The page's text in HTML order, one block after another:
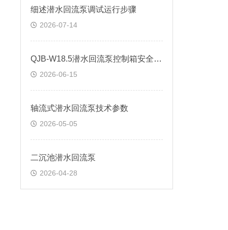
细述潜水回流泵调试运行步骤
2026-07-14
QJB-W18.5潜水回流泵控制箱安全操作方法
2026-06-15
轴流式潜水回流泵技术参数
2026-05-05
二沉池潜水回流泵
2026-04-28